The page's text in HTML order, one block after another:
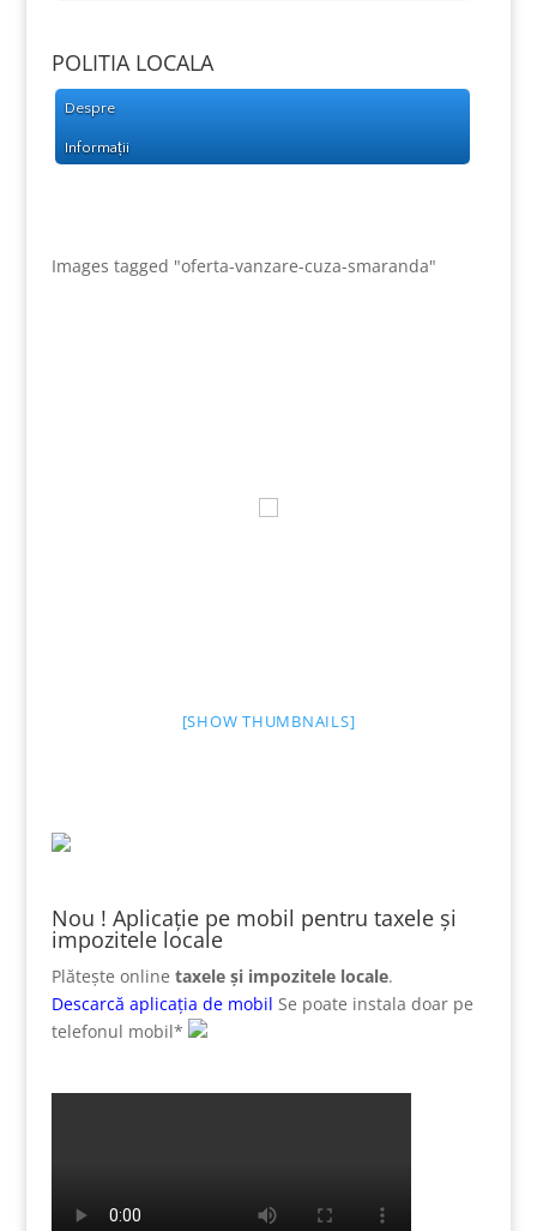
POLITIA LOCALA
Despre
Informații
Images tagged "oferta-vanzare-cuza-smaranda"
[SHOW THUMBNAILS]
Nou ! Aplicație pe mobil pentru taxele și
impozitele locale
Plătește online taxele și impozitele locale.
Descarcă aplicația de mobil Se poate instala doar pe
telefonul mobil*